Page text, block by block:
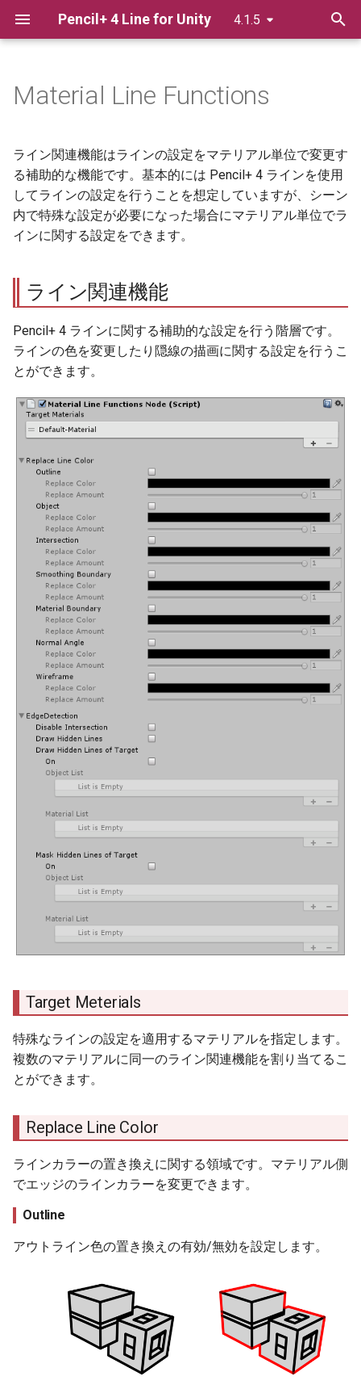
Pencil+ 4 Line for Unity 4.1.5
期
化
ライセンス認証
スタンドアロン版のオーソラ
イズ方法
スタンドアロン版のオーソラ
イズ方法（オフライン認証）
ス返還
スタンドアロン版のライセン
ス返還（オフライン返還）
Pencil+ 4 Line 使用方法
ライン関連機能
Target Meterials
Replace Line Color
Outline
Intersection
Smoothing Boundary
Nomal Angle
Wireframe
EdgeDetection
Disable Intersection
Draw Hidden Lines
Draw Hidden Lines of
Target
Object List
＋（追加）
ー（削除）
Material List
＋（追加）
ー（削除）
Mask Hidden Lines of
Target
＋（追加）
ー（削除）
＋（追加）
ー（削除）
Bridge
HDRP
PPS
URP
Material Line Functions
ライン関連機能はラインの設定をマテリアル単位で変更す
る補助的な機能です。基本的には Pencil+ 4 ラインを使用
してラインの設定を行うことを想定していますが、シーン
内で特殊な設定が必要になった場合にマテリアル単位でラ
インに関する設定をできます。
ライン関連機能
Pencil+ 4 ラインに関する補助的な設定を行う階層です。
ラインの色を変更したり隠線の描画に関する設定を行うこ
とができます。
Target Meterials
特殊なラインの設定を適用するマテリアルを指定します。
複数のマテリアルに同一のライン関連機能を割り当てるこ
とができます。
Replace Line Color
ラインカラーの置き換えに関する領域です。マテリアル側
でエッジのラインカラーを変更できます。
Outline
アウトライン色の置き換えの有効/無効を設定します。